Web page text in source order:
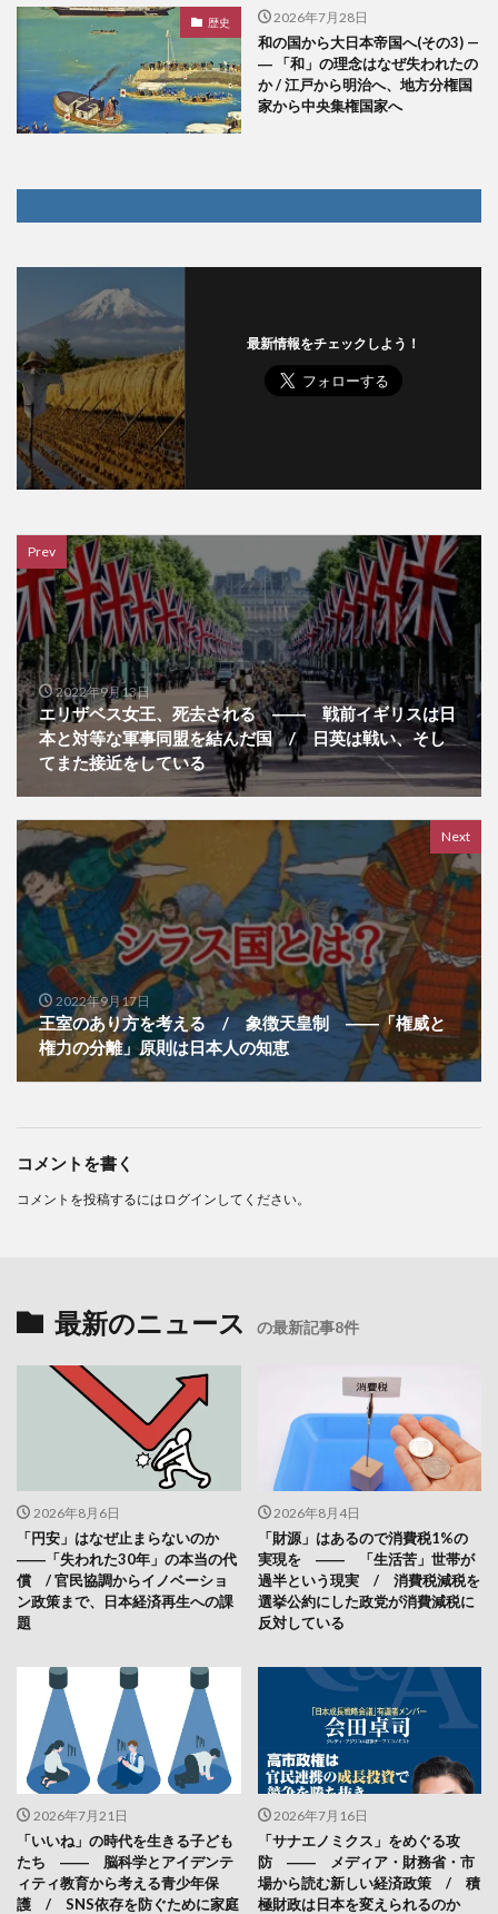
歴史 2026年7月28日
和の国から大日本帝国へ(その3) —
― 「和」の理念はなぜ失われたの
か / 江戸から明治へ、地方分権国
家から中央集権国家へ
最新情報をチェックしよう！
Prev
2022年9月13日
エリザベス女王、死去される ―― 戦前イギリスは日
本と対等な軍事同盟を結んだ国 / 日英は戦い、そし
てまた接近をしている
Next
2022年9月17日
王室のあり方を考える / 象徴天皇制 ――「権威と
権力の分離」原則は日本人の知恵
コメントを書く
コメントを投稿するには ログイン してください。
最新のニュース の最新記事8件
2026年8月6日
「円安」はなぜ止まらないのか
――「失われた30年」の本当の代
償 / 官民協調からイノベーショ
ン政策まで、日本経済再生への課
題
2026年8月4日
「財源」はあるので消費税1%の
実現を ―― 「生活苦」世帯が
過半という現実 / 消費税減税を
選挙公約にした政党が消費減税に
反対している
2026年7月21日
「いいね」の時代を生きる子ども
たち ―― 脳科学とアイデンテ
ィティ教育から考える青少年保
護 / SNS依存を防ぐために家庭
2026年7月16日
「サナエノミクス」をめぐる攻
防 ―― メディア・財務省・市
場から読む新しい経済政策 / 積
極財政は日本を変えられるのか